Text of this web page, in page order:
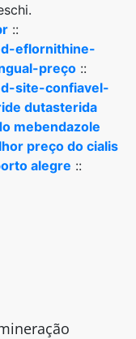
::
eflornithine-
preço ::
site-confiavel-
dutasterida
mebendazole
preço do cialis
alegre ::